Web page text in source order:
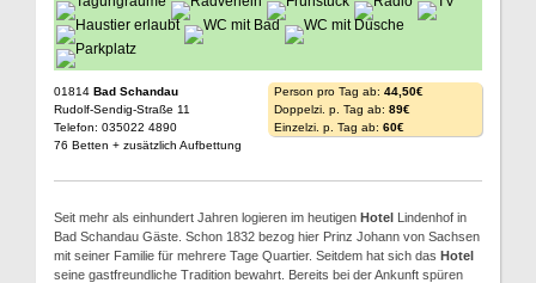
01814 Bad Schandau
Rudolf-Sendig-Straße 11
Telefon: 035022 4890
76 Betten + zusätzlich Aufbettung
Person pro Tag ab: 44,50€
Doppelzi. p. Tag ab: 89€
Einzelzi. p. Tag ab: 60€
Seit mehr als einhundert Jahren logieren im heutigen Hotel Lindenhof in
Bad Schandau Gäste. Schon 1832 bezog hier Prinz Johann von Sachsen
mit seiner Familie für mehrere Tage Quartier. Seitdem hat sich das Hotel
seine gastfreundliche Tradition bewahrt. Bereits bei der Ankunft spüren